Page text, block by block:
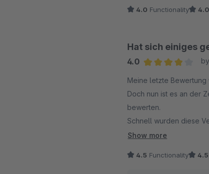
4.0 Functionality 4.0
Hat sich einiges
4.0
Meine letzte Bewertung
Doch nun ist es an der
bewerten.
Schnell wurden diese
Ticket-Shop.
Tickets selbst kümmert,
Show more
4.5 Functionality 4.5